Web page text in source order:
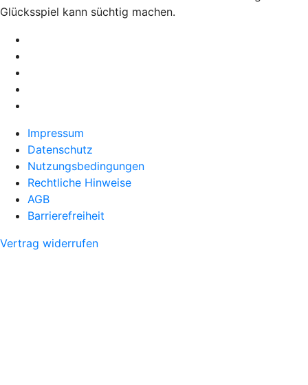
Glücksspiel kann süchtig machen.
Impressum
Datenschutz
Nutzungsbedingungen
Rechtliche Hinweise
AGB
Barrierefreiheit
Vertrag widerrufen